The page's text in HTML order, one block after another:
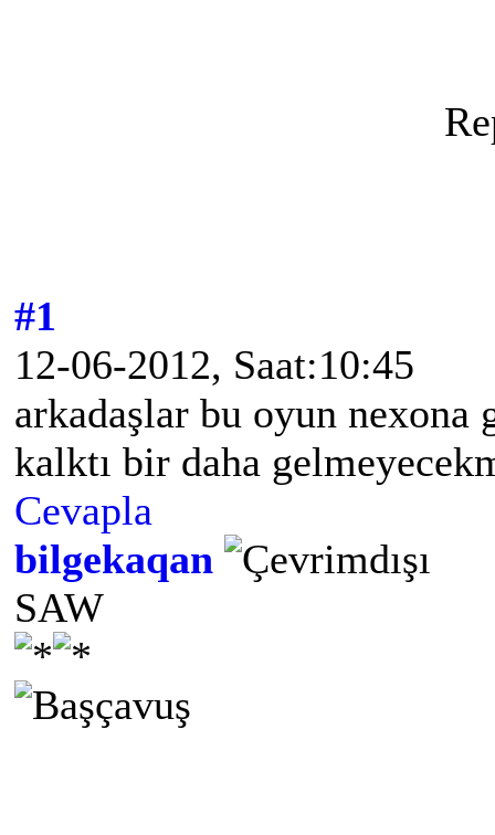
#1
12-06-2012, Saat:10:45
arkadaşlar bu oyun
kalktı bir daha
Cevapla
bilgekaqan
SAW